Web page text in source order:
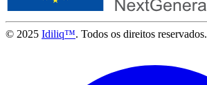
© 2025 Idiliq™. Todos os direitos reservados.